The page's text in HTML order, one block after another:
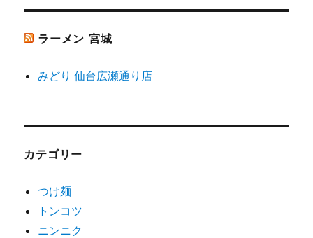
ラーメン 宮城
みどり 仙台広瀬通り店
カテゴリー
つけ麺
トンコツ
ニンニク